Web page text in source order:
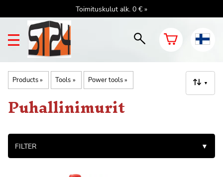
Toimituskulut alk. 0 € »
Products‪» Tools ‪» Power tools‪» ▼
Puhallinimurit
FILTER ▼